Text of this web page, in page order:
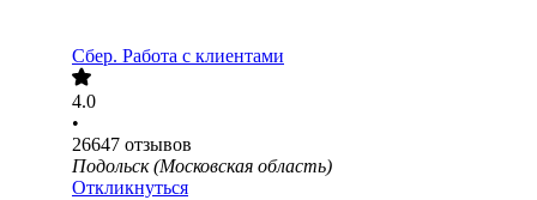
Сбер. Работа с клиентами
4.0
•
26647 отзывов
Подольск (Московская область)
Откликнуться